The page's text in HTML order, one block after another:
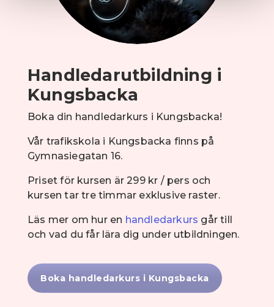
Handledarutbildning i
Kungsbacka
Boka din handledarkurs i Kungsbacka!
Vår trafikskola i Kungsbacka finns på
Gymnasiegatan 16.
Priset för kursen är 299 kr / pers och
kursen tar tre timmar exklusive raster.
Läs mer om hur en handledarkurs går till
och vad du får lära dig under utbildningen.
Boka handledarkurs i Kungsbacka